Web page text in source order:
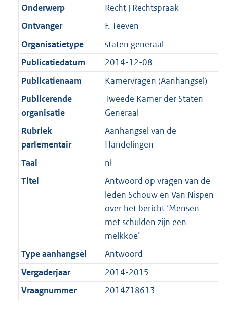
t
a
t
K
b
2
K
b
Onderwerp
Recht | Rechtspraak
Ontvanger
F. Teeven
Organisatietype
staten generaal
Publicatiedatum
2014-12-08
Publicatienaam
Kamervragen (Aanhangsel)
Publicerende
organisatie
Tweede Kamer der Staten-
Generaal
Rubriek
parlementair
Aanhangsel van de
Handelingen
Taal
nl
Titel
Antwoord op vragen van de
leden Schouw en Van Nispen
over het bericht ‘Mensen
met schulden zijn een
melkkoe’
Type aanhangsel
Antwoord
Vergaderjaar
2014-2015
Vraagnummer
2014Z18613